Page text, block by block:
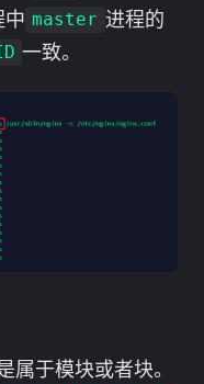
中 master 进程的
一致。
属于模块或者块。